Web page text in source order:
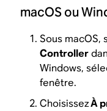
macOS ou
Sous macOS,
Controller
Windows,
fenêtre.
ChoisissezÀ